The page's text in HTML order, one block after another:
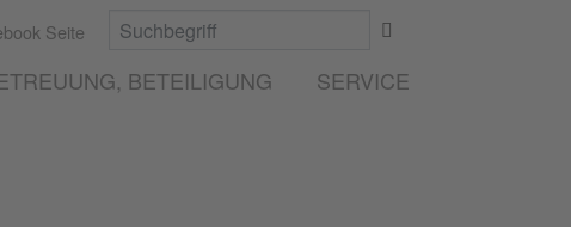
Seite
BETEILIGUNG SERVICE